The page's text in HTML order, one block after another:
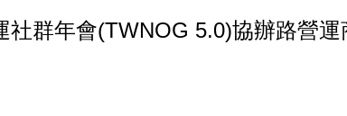
群年會(TWNOG 5.0)協辦路營